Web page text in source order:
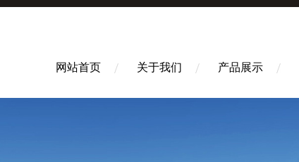
网站首页 关于我们 产品展示